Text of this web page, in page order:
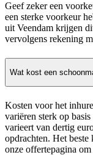
Geef zeker een
een sterke voorkeur
uit Veendam krijgen
vervolgens rekening
Wat kost een
Kosten voor het
variëren sterk op
varieert van dertig
opdrachten. Het
onze offertepagina